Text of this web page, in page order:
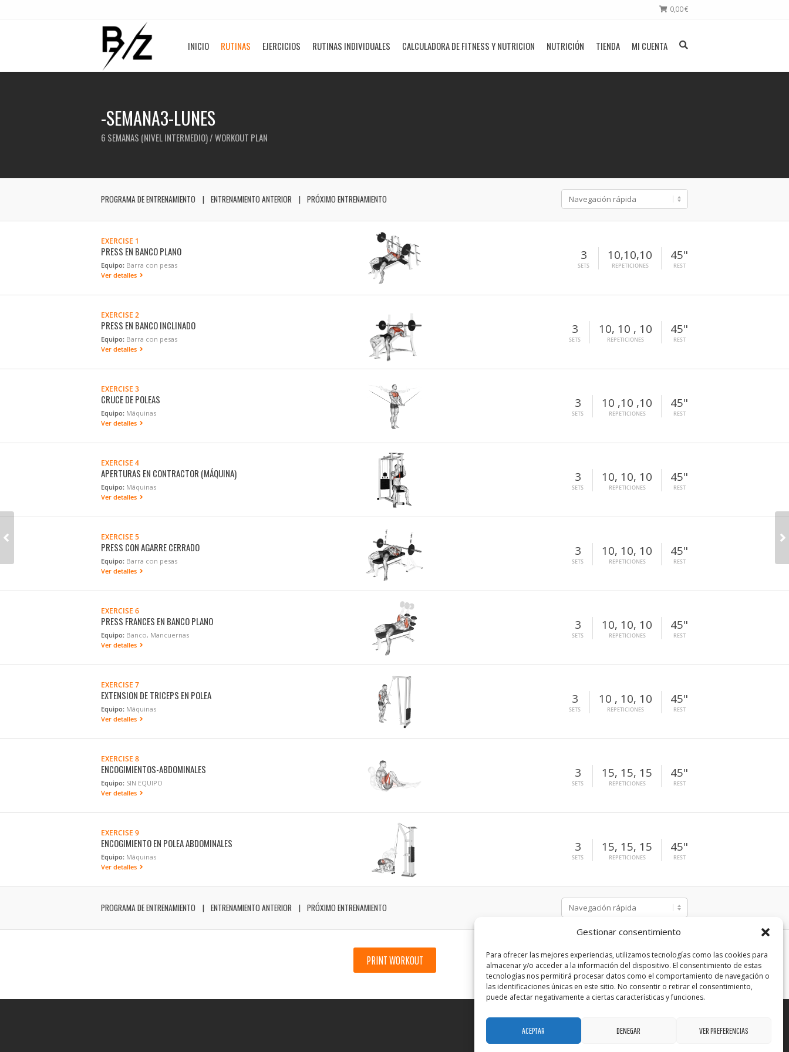
Gestionar consentimiento
Para ofrecer las mejores experiencias, utilizamos tecnologías como las cookies para
almacenar y/o acceder a la información del dispositivo. El consentimiento de estas
tecnologías nos permitirá procesar datos como el comportamiento de navegación o
las identificaciones únicas en este sitio. No consentir o retirar el consentimiento,
puede afectar negativamente a ciertas características y funciones.
ACEPTAR DENEGAR VER PREFERENCIAS
0,00€
INICIO RUTINAS EJERCICIOS RUTINAS INDIVIDUALES CALCULADORA DE FITNESS Y NUTRICION NUTRICIÓN TIENDA MI CUENTA
-SEMANA3-LUNES
6 SEMANAS (NIVEL INTERMEDIO) / WORKOUT PLAN
PROGRAMA DE ENTRENAMIENTO ENTRENAMIENTO ANTERIOR PRÓXIMO ENTRENAMIENTO
EXERCISE 1
PRESS EN BANCO PLANO
Equipo: Barra con pesas
Ver detalles
3
SETS
10,10,10
REPETICIONES
45"
REST
EXERCISE 2
PRESS EN BANCO INCLINADO
Equipo: Barra con pesas
Ver detalles
3
SETS
10, 10 , 10
REPETICIONES
45"
REST
EXERCISE 3
CRUCE DE POLEAS
Equipo: Máquinas
Ver detalles
3
SETS
10 ,10 ,10
REPETICIONES
45"
REST
EXERCISE 4
APERTURAS EN CONTRACTOR (MÁQUINA)
Equipo: Máquinas
Ver detalles
3
SETS
10, 10, 10
REPETICIONES
45"
REST
EXERCISE 5
PRESS CON AGARRE CERRADO
Equipo: Barra con pesas
Ver detalles
3
SETS
10, 10, 10
REPETICIONES
45"
REST
EXERCISE 6
PRESS FRANCES EN BANCO PLANO
Equipo: Banco, Mancuernas
Ver detalles
3
SETS
10, 10, 10
REPETICIONES
45"
REST
EXERCISE 7
EXTENSION DE TRICEPS EN POLEA
Equipo: Máquinas
Ver detalles
3
SETS
10 , 10, 10
REPETICIONES
45"
REST
EXERCISE 8
ENCOGIMIENTOS-ABDOMINALES
Equipo: SIN EQUIPO
Ver detalles
3
SETS
15, 15, 15
REPETICIONES
45"
REST
EXERCISE 9
ENCOGIMIENTO EN POLEA ABDOMINALES
Equipo: Máquinas
Ver detalles
3
SETS
15, 15, 15
REPETICIONES
45"
REST
PROGRAMA DE ENTRENAMIENTO ENTRENAMIENTO ANTERIOR PRÓXIMO ENTRENAMIENTO
PRINT WORKOUT